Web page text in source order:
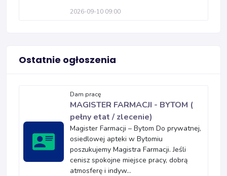
2026-09-10 09:00
Ostatnie ogłoszenia
Dam pracę
MAGISTER FARMACJI - BYTOM (
pełny etat / zlecenie)
Magister Farmacji – Bytom Do prywatnej,
osiedlowej apteki w Bytomiu
poszukujemy Magistra Farmacji. Jeśli
cenisz spokojne miejsce pracy, dobrą
atmosferę i indyw...